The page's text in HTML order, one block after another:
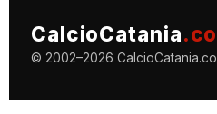
CalcioCatania
© 2002–2026